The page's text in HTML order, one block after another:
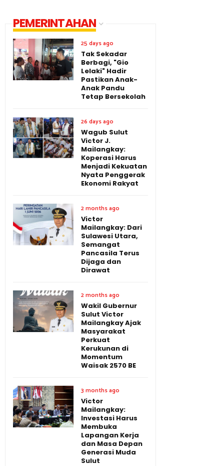
PEMERINTAHAN
25 days ago
Tak Sekadar
Berbagi, "Gio
Lelaki" Hadir
Pastikan Anak-
Anak Pandu
Tetap Bersekolah
26 days ago
Wagub Sulut
Victor J.
Mailangkay:
Koperasi Harus
Menjadi Kekuatan
Nyata Penggerak
Ekonomi Rakyat
2 months ago
Victor
Mailangkay: Dari
Sulawesi Utara,
Semangat
Pancasila Terus
Dijaga dan
Dirawat
2 months ago
Wakil Gubernur
Sulut Victor
Mailangkay Ajak
Masyarakat
Perkuat
Kerukunan di
Momentum
Waisak 2570 BE
3 months ago
Victor
Mailangkay:
Investasi Harus
Membuka
Lapangan Kerja
dan Masa Depan
Generasi Muda
Sulut